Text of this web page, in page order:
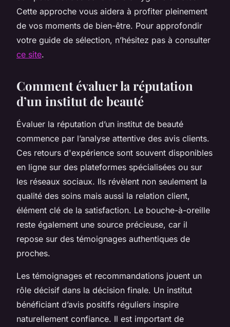
Cette approche vous aidera à profiter pleinement
de vos moments de bien-être. Pour approfondir
votre guide de sélection, n’hésitez pas à consulter
ce site.
Comment évaluer la réputation
d’un institut de beauté
Évaluer la réputation d’un institut de beauté
commence par l’analyse attentive des avis clients.
Ces retours d'expérience sont souvent disponibles
en ligne sur des plateformes spécialisées ou sur
les réseaux sociaux. Ils révèlent non seulement la
qualité des soins mais aussi la relation client,
élément clé de la satisfaction. Le bouche-à-oreille
reste également une source précieuse, car il
repose sur des témoignages authentiques de
proches.
Les témoignages et recommandations jouent un
rôle décisif dans la décision finale. Un institut
bénéficiant d’avis positifs réguliers inspire
naturellement confiance. Il est important de